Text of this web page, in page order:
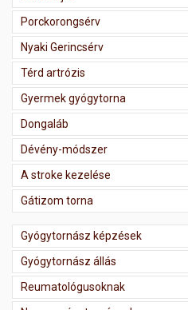
Porckorongsérv
Nyaki Gerincsérv
Térd artrózis
Gyermek gyógytorna
Dongaláb
Dévény-módszer
A stroke kezelése
Gátizom torna
Gyógytornász képzések
Gyógytornász állás
Reumatológusoknak